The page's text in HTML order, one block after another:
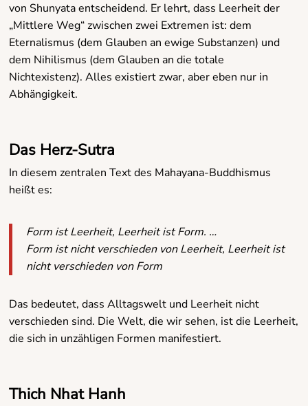
von Shunyata entscheidend. Er lehrt, dass Leerheit der
„Mittlere Weg“ zwischen zwei Extremen ist: dem
Eternalismus (dem Glauben an ewige Substanzen) und
dem Nihilismus (dem Glauben an die totale
Nichtexistenz). Alles existiert zwar, aber eben nur in
Abhängigkeit.
Das Herz-Sutra
In diesem zentralen Text des Mahayana-Buddhismus
heißt es:
Form ist Leerheit, Leerheit ist Form. …
Form ist nicht verschieden von Leerheit, Leerheit ist
nicht verschieden von Form
Das bedeutet, dass Alltagswelt und Leerheit nicht
verschieden sind. Die Welt, die wir sehen, ist die Leerheit,
die sich in unzähligen Formen manifestiert.
Thich Nhat Hanh